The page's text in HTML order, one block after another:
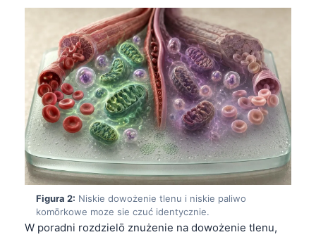
Figura 2: Niskie dowożenie tlenu i niskie paliwo
komōrkowe moze sie czuć identycznie.
W poradni rozdzielō znużenie na dowożenie tlenu,